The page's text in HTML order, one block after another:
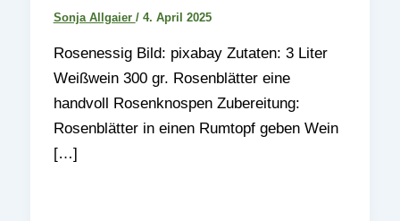
Sonja Allgaier / 4. April 2025
Rosenessig Bild: pixabay Zutaten: 3 Liter
Weißwein 300 gr. Rosenblätter eine
handvoll Rosenknospen Zubereitung:
Rosenblätter in einen Rumtopf geben Wein
[…]